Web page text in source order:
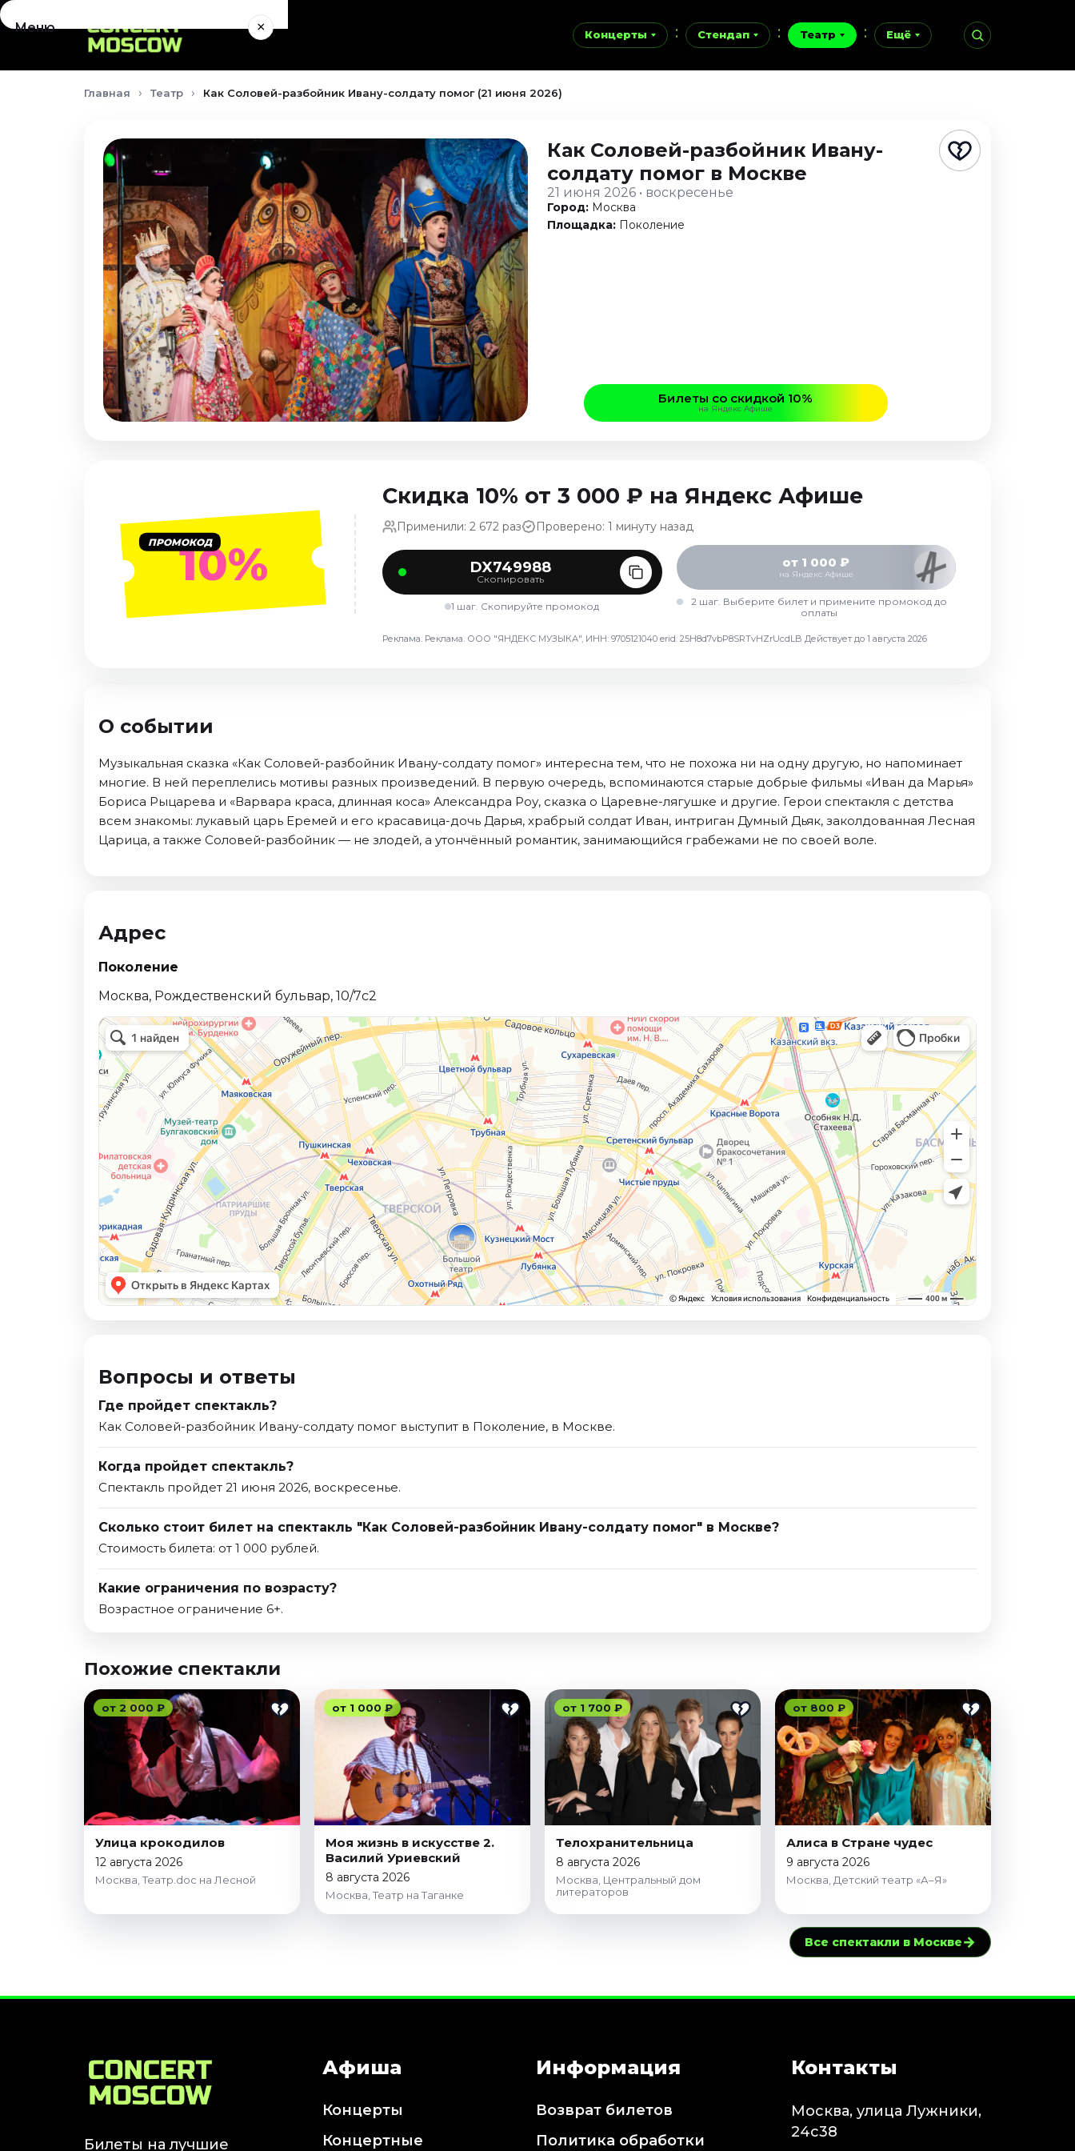
Концерты Стендап Театр Ещё
Меню ×
Концерты
Август 2026
Декабрь 2026
Сентябрь 2026
Декабрь 2026
Октябрь 2026
Сентябрь 2026
Октябрь 2026
Декабрь 2026
Главная Театр Как Соловей-разбойник Ивану-солдату помог (21 июня 2026)
Как Соловей-разбойник Ивану-
солдату помог в Москве
21 июня 2026 • воскресенье
Город: Москва
Площадка: Поколение
Билеты со скидкой 10%
на Яндекс Афише
ПРОМОКОД10%
Скидка 10% от 3 000 ₽ на Яндекс Афише
Применили: 2 672 раз Проверено: 1 минуту назад
DX749988
Скопировать
1 шаг. Скопируйте промокод
от 1 000 ₽
на Яндекс Афише
2 шаг. Выберите билет и примените промокод до
оплаты
Реклама. Реклама. ООО "ЯНДЕКС МУЗЫКА", ИНН: 9705121040 erid: 25H8d7vbP8SRTvHZrUcdLB Действует до 1 августа 2026
О событии
Музыкальная сказка «Как Соловей-разбойник Ивану-солдату помог» интересна тем, что не похожа ни на одну другую, но напоминает
многие. В ней переплелись мотивы разных произведений. В первую очередь, вспоминаются старые добрые фильмы «Иван да Марья»
Бориса Рыцарева и «Варвара краса, длинная коса» Александра Роу, сказка о Царевне-лягушке и другие. Герои спектакля с детства
всем знакомы: лукавый царь Еремей и его красавица-дочь Дарья, храбрый солдат Иван, интриган Думный Дьяк, заколдованная Лесная
Царица, а также Соловей-разбойник — не злодей, а утончённый романтик, занимающийся грабежами не по своей воле.
Адрес
Поколение
Москва, Рождественский бульвар, 10/7с2
Вопросы и ответы
Где пройдет спектакль?
Как Соловей-разбойник Ивану-солдату помог выступит в Поколение, в Москве.
Когда пройдет спектакль?
Спектакль пройдет 21 июня 2026, воскресенье.
Сколько стоит билет на спектакль "Как Соловей-разбойник Ивану-солдату помог" в Москве?
Стоимость билета: от 1 000 рублей.
Какие ограничения по возрасту?
Возрастное ограничение 6+.
Похожие спектакли
от 2 000 ₽
Улица крокодилов
12 августа 2026
Москва, Театр.doc на Лесной
от 1 000 ₽
Моя жизнь в искусстве 2.
Василий Уриевский
8 августа 2026
Москва, Театр на Таганке
от 1 700 ₽
Телохранительница
8 августа 2026
Москва, Центральный дом
литераторов
от 800 ₽
Алиса в Стране чудес
9 августа 2026
Москва, Детский театр «А–Я»
Все спектакли в Москве→
Билеты на лучшие
Афиша
Концерты
Концертные
Информация
Возврат билетов
Политика обработки
Контакты
Москва, улица Лужники,
24с38